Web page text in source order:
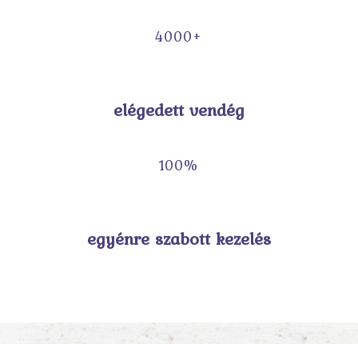
4000+
elégedett vendég
100%
egyénre szabott kezelés